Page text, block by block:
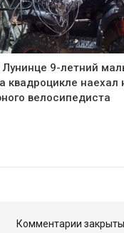
Лунинце 9-летний
квадроцикле наехал
велосипедиста
Комментарии закрыты.